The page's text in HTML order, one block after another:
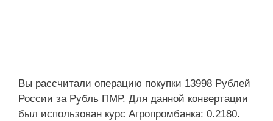
Вы рассчитали операцию покупки 13998 Рублей
России за Рубль ПМР. Для данной конвертации
был использован курс Агропромбанка: 0.2180.